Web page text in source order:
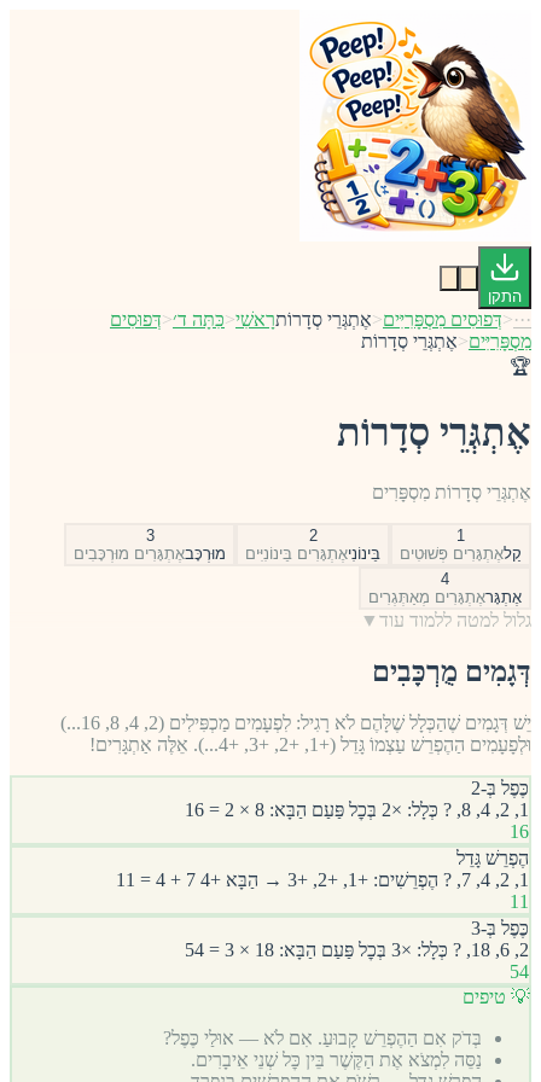
התקן
···
<דְּפוּסִים מִסְפָּרִיִּים<אֶתְגְּרֵי סְדָרוֹתרָאשִׁי<כִּתָּה ד׳<דְּפוּסִים
מִסְפָּרִיִּים<אֶתְגְּרֵי סְדָרוֹת
🏆
אֶתְגְּרֵי סְדָרוֹת
אֶתְגְּרֵי סְדָרוֹת מִסְפָּרִים
1
קַלאֶתְגָּרִים פְּשׁוּטִים
2
בֵּינוֹנִיאֶתְגָּרִים בֵּינוֹנִיִּים
3
מוּרְכָּבאֶתְגָּרִים מוּרְכָּבִים
4
אֶתְגָּראֶתְגָּרִים מְאַתְּגְרִים
גלול למטה ללמוד עוד ▼
דְּגָמִים מֻרְכָּבִים
יֵשׁ דְּגָמִים שֶׁהַכְּלָל שֶׁלָּהֶם לֹא רָגִיל: לִפְעָמִים מַכְפִּילִים (2, 4, 8, 16...)
וּלְפָעָמִים הַהֶפְרֵשׁ עַצְמוֹ גָּדֵל (+1, +2, +3, +4...). אֵלֶּה אַתְגָּרִים!
כֶּפֶל בְּ-2
1, 2, 4, 8, ? כְּלָל: ×2 בְּכׇל פַּעַם הַבָּא: 8 × 2 = 16
16
הֶפְרֵשׁ גָּדֵל
1, 2, 4, 7, ? הֶפְרֵשִׁים: +1, +2, +3 → הַבָּא +4 7 + 4 = 11
11
כֶּפֶל בְּ-3
2, 6, 18, ? כְּלָל: ×3 בְּכׇל פַּעַם הַבָּא: 18 × 3 = 54
54
💡 טיפים
בְּדֹק אִם הַהֶפְרֵשׁ קָבוּעַ. אִם לֹא — אוּלַי כֶּפֶל?
נַסֵּה לִמְצֹא אֶת הַקֶּשֶׁר בֵּין כׇּל שְׁנֵי אֵיבָרִים.